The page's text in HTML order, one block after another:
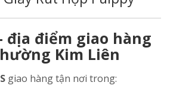
địa điểm giao hàng
Kim Liên
giao hàng tận nơi trong: